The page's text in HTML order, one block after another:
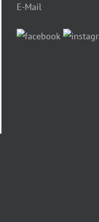
E-Mail